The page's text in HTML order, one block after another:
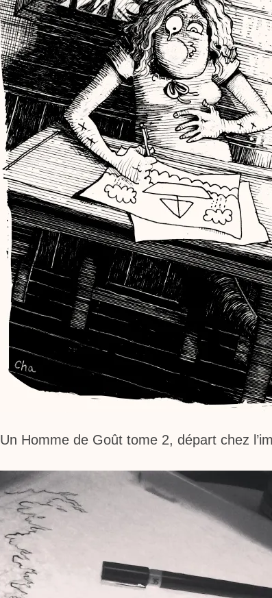
Un Homme de Goût tome 2, départ chez